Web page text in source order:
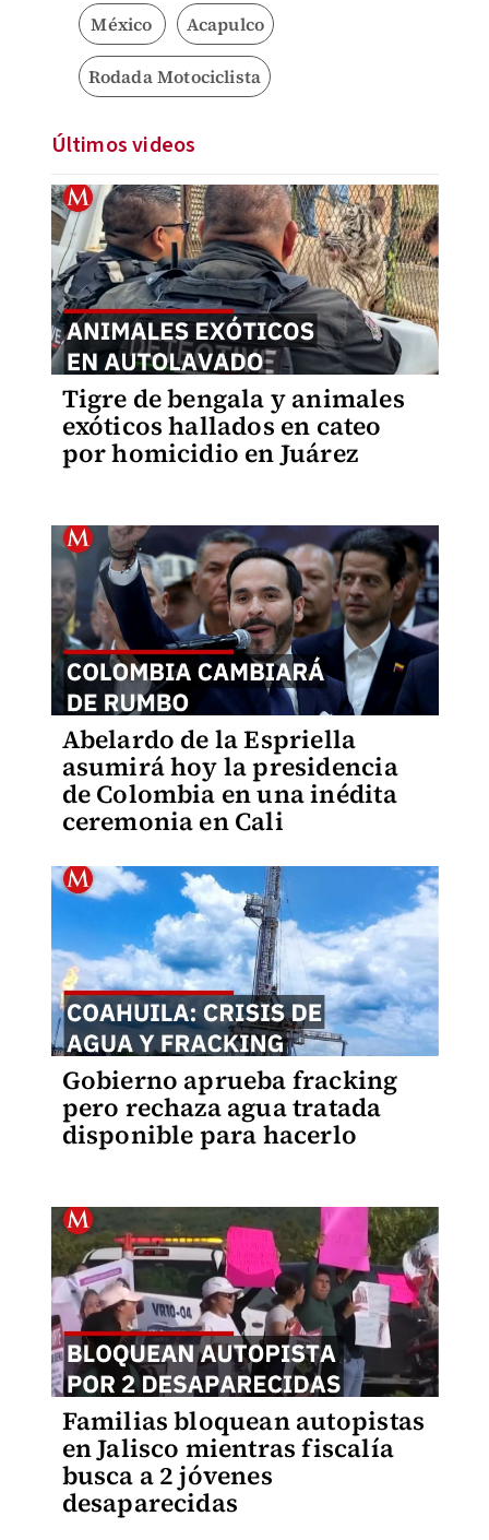
México Acapulco
Rodada Motociclista
Últimos videos
Tigre de bengala y animales
exóticos hallados en cateo
por homicidio en Juárez
Abelardo de la Espriella
asumirá hoy la presidencia
de Colombia en una inédita
ceremonia en Cali
Gobierno aprueba fracking
pero rechaza agua tratada
disponible para hacerlo
Familias bloquean autopistas
en Jalisco mientras fiscalía
busca a 2 jóvenes
desaparecidas